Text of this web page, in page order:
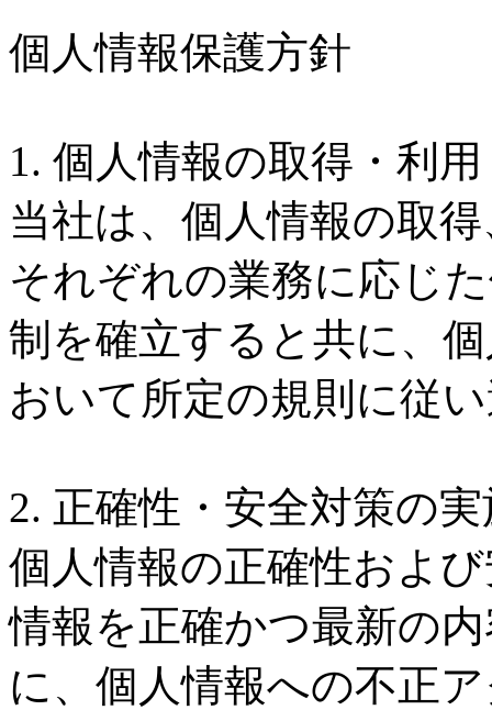
いたしました。
【三菱UFJ銀行】臨時
【三菱UFJ銀行】臨時
第56回高松宮記念（GI
第56回高松宮記念（GI
2026ドバイワールドカ
3月28日（土曜）にアラ
ダン競馬場で行われた
ーマクラシック（G1）
年3月31日（火曜）をも
開催競馬場・今日の出
第3回中山第2日、第2回
高松宮記念（GI）ジョ
公開【JRA公式チャンネ
高松宮記念（GI）に出
ル騎手）、ナムラクレ
ーカメラ映像を
いたしました。
個人情報保護方針
1. 個人情報の取得・利
当社は、個人情報の取
それぞれの業務に応じ
制を確立すると共に、
おいて所定の規則に従
2. 正確性・安全対策の実
個人情報の正確性およ
情報を正確かつ最新の
に、個人情報への不正